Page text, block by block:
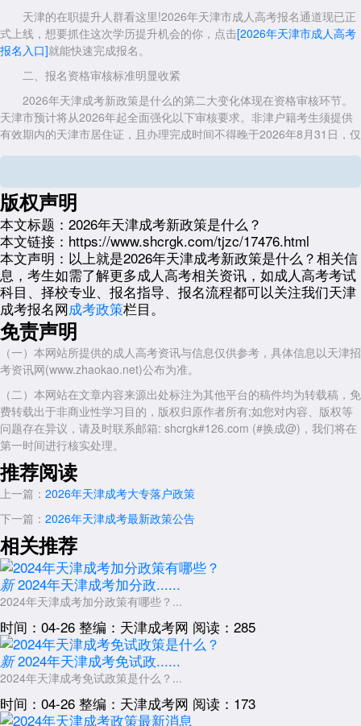
天津的在职提升人群看这里!2026年天津市成人高考报名通道现已正
式上线，想要抓住这次学历提升机会的你，点击[2026年天津市成人高考
报名入口]就能快速完成报名。
二、报名资格审核标准明显收紧
2026年天津成考新政策是什么的第二大变化体现在资格审核环节。
天津市预计将从2026年起全面强化以下审核要求。非津户籍考生须提供
有效期内的天津市居住证，且办理完成时间不得晚于2026年8月31日，仅
期须覆盖报名审核周期。对于2002年以前毕业的专升本考生，因学信网
无法在线核验，须提前办理学历认证报告，该流程耗时较长，建议此类考
生尽早启动认证程序。此外，医学类专业的执业资格证审核将对接国家卫
健委数据库，持假证报考行为将被系统自动拦截。
三、考试科目与形式可能的微调
关于2026年天津成考新政策是什么中的考试环节，目前尚无官方文
件明确调整统考科目设置。预计2026年高起专、高起本、专升本三类层
次的统考科目仍与2025年保持一致。但需要关注的是，天津市在2025年
已在部分考点试点“人脸识别入场”和“智能安检门”等考务升级措施，2026
年有望在全市所有考区全面推行，以严防替考作弊行为。同时，英语科目
是否增加听力测试的讨论尚未落地，2026年大概率维持现有笔试形式，
具体以考试大纲为准。
四、学费标准与学制的可能变动
根据教育部“提高继续教育质量”的总体要求，2026年天津成考新政策
是什么中学费调整的可能性较大。天津市现行成人高考学费标准(文史类
1600至2000元/年，理工类1800至2400元/年)已执行多年，2026年部分
高校可能依据办学成本进行适度上调，幅度预计在5%至15%之间，具体
以各校招生简章公示为准。学制方面，高起专和专升本仍为2.5年，高起
本为5年，尚无缩短或延长的官方消息。
五、录取规则与加分政策的延续
录取原则预计保持不变，仍实行“学校负责、招办监督”的远程网上录
取。加分照顾政策大概率延续2025年标准：年满25周岁加20分投档，少
数民族考生加5分，烈士子女、荣立个人三等功及以上退役军人等群体享
有相应加分或免试资格。需要提醒的是，所有加分项目均需在报名时主动
申请并提交证明材料，逾期或漏报不予补办。
六、官方信息发布渠道与风险提示
由于2026年天津成考新政策是什么的完整文件尚未正式发布，考生
务必警惕网上各类“内部消息”和“政策解读”类误导信息。唯一权威发布平
台为“天津招考资讯网”(天津市教育招生考试院官网)及其同名微信公众
版权声明
本文标题： 2026年天津成考新政策是什么？
本文链接： https://www.shcrgk.com/tjzc/17476.html
本文声明： 以上就是2026年天津成考新政策是什么？相关信
息，考生如需了解更多成人高考相关资讯，如成人高考考试
科目、择校专业、报名指导、报名流程都可以关注我们天津
成考报名网成考政策栏目。
免责声明
（一）本网站所提供的成人高考资讯与信息仅供参考，具体信息以天津招
考资讯网(www.zhaokao.net)公布为准。
（二）本网站在文章内容来源出处标注为其他平台的稿件均为转载稿，免
费转载出于非商业性学习目的，版权归原作者所有;如您对内容、版权等
问题存在异议，请及时联系邮箱: shcrgk#126.com (#换成@)，我们将在
第一时间进行核实处理。
推荐阅读
上一篇： 2026年天津成考大专落户政策
下一篇： 2026年天津成考最新政策公告
相关推荐
新 2024年天津成考加分政......
2024年天津成考加分政策有哪些？...
时间：04-26 整编：天津成考网 阅读：285
新 2024年天津成考免试政......
2024年天津成考免试政策是什么？...
时间：04-26 整编：天津成考网 阅读：173